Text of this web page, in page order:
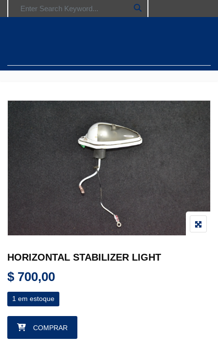
HORIZONTAL STABILIZER LIGHT
$ 700,00
1 em estoque
HORIZONTAL STABILIZER LIGHT quantidade
COMPRAR